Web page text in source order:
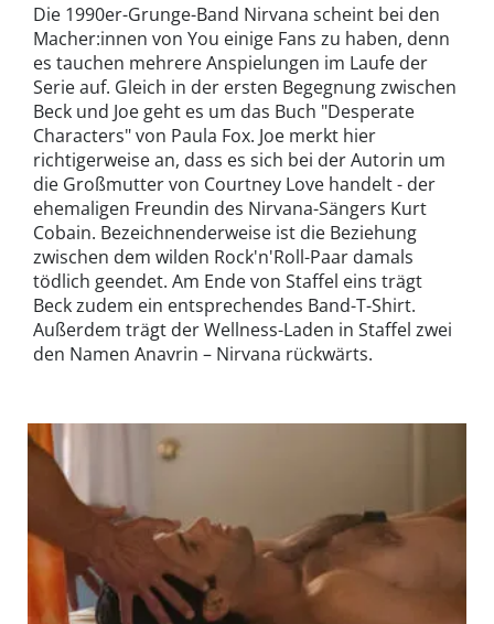
Die 1990er-Grunge-Band Nirvana scheint bei den
Macher:innen von You einige Fans zu haben, denn
es tauchen mehrere Anspielungen im Laufe der
Serie auf. Gleich in der ersten Begegnung zwischen
Beck und Joe geht es um das Buch "Desperate
Characters" von Paula Fox. Joe merkt hier
richtigerweise an, dass es sich bei der Autorin um
die Großmutter von Courtney Love handelt - der
ehemaligen Freundin des Nirvana-Sängers Kurt
Cobain. Bezeichnenderweise ist die Beziehung
zwischen dem wilden Rock'n'Roll-Paar damals
tödlich geendet. Am Ende von Staffel eins trägt
Beck zudem ein entsprechendes Band-T-Shirt.
Außerdem trägt der Wellness-Laden in Staffel zwei
den Namen Anavrin – Nirvana rückwärts.